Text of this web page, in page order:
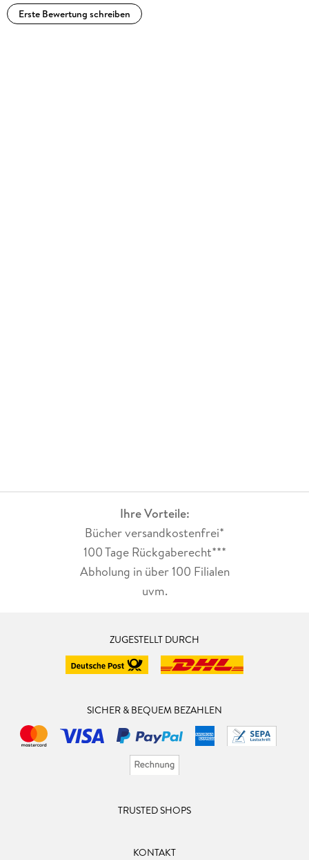
Erste Bewertung schreiben
Ihre Vorteile:
Bücher versandkostenfrei*
100 Tage Rückgaberecht***
Abholung in über 100 Filialen
uvm.
ZUGESTELLT DURCH
SICHER & BEQUEM BEZAHLEN
TRUSTED SHOPS
KONTAKT